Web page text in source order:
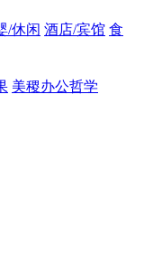
/休闲 酒店/宾馆 食
美稷办公哲学